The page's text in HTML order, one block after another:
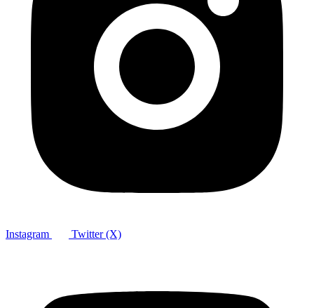
Instagram Twitter (X)